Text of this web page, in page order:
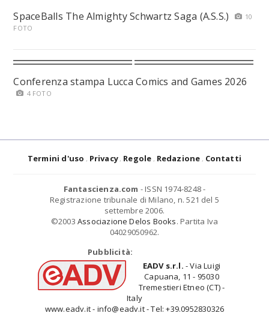
SpaceBalls The Almighty Schwartz Saga (A.S.S.)
10
FOTO
Conferenza stampa Lucca Comics and Games 2026
4 FOTO
Termini d'uso Privacy Regole Redazione Contatti
Fantascienza.com - ISSN 1974-8248 -
Registrazione tribunale di Milano, n. 521 del 5
settembre 2006.
©2003 Associazione Delos Books. Partita Iva
04029050962.
Pubblicità:
EADV s.r.l. - Via Luigi
Capuana, 11 - 95030
Tremestieri Etneo (CT) -
Italy
www.eadv.it - info@eadv.it - Tel: +39.0952830326